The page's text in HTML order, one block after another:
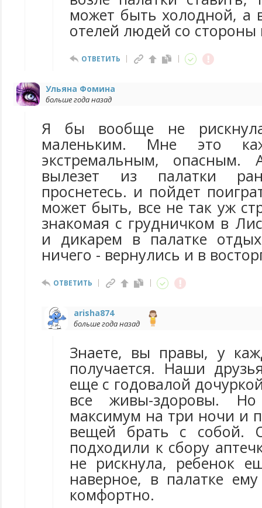
может быть холодной, а
отелей людей со стороны
ОТВЕТИТЬ
Ульяна Фомина
больше года назад
Я бы вообще не
маленьким. Мне это
экстремальным, опасным.
вылезет из палатки
проснетесь. и пойдет
может быть, все не так уж
знакомая с грудничком в
и дикарем в палатке
ничего - вернулись и в
ОТВЕТИТЬ
arisha874
больше года назад
Знаете, вы правы, у
получается. Наши
еще с годовалой
все живы-здоровы.
максимум на три ночи и
вещей брать с собой.
подходили к сбору
не рискнула, ребенок
наверное, в палатке
комфортно.